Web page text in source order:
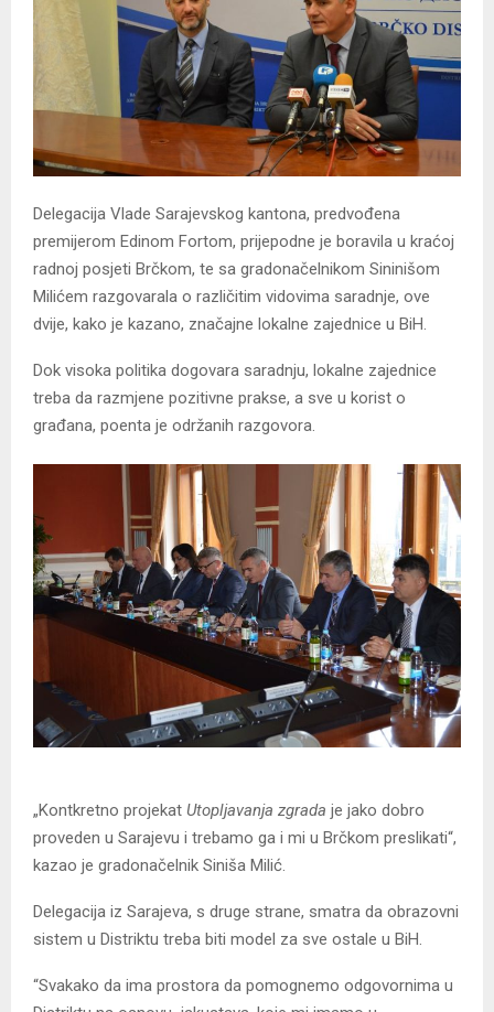
Delegacija Vlade Sarajevskog kantona, predvođena
premijerom Edinom Fortom, prijepodne je boravila u kraćoj
radnoj posjeti Brčkom, te sa gradonačelnikom Sininišom
Milićem razgovarala o različitim vidovima saradnje, ove
dvije, kako je kazano, značajne lokalne zajednice u BiH.
Dok visoka politika dogovara saradnju, lokalne zajednice
treba da razmjene pozitivne prakse, a sve u korist o
građana, poenta je održanih razgovora.
„Kontkretno projekat Utopljavanja zgrada je jako dobro
proveden u Sarajevu i trebamo ga i mi u Brčkom preslikati“,
kazao je gradonačelnik Siniša Milić.
Delegacija iz Sarajeva, s druge strane, smatra da obrazovni
sistem u Distriktu treba biti model za sve ostale u BiH.
“Svakako da ima prostora da pomognemo odgovornima u